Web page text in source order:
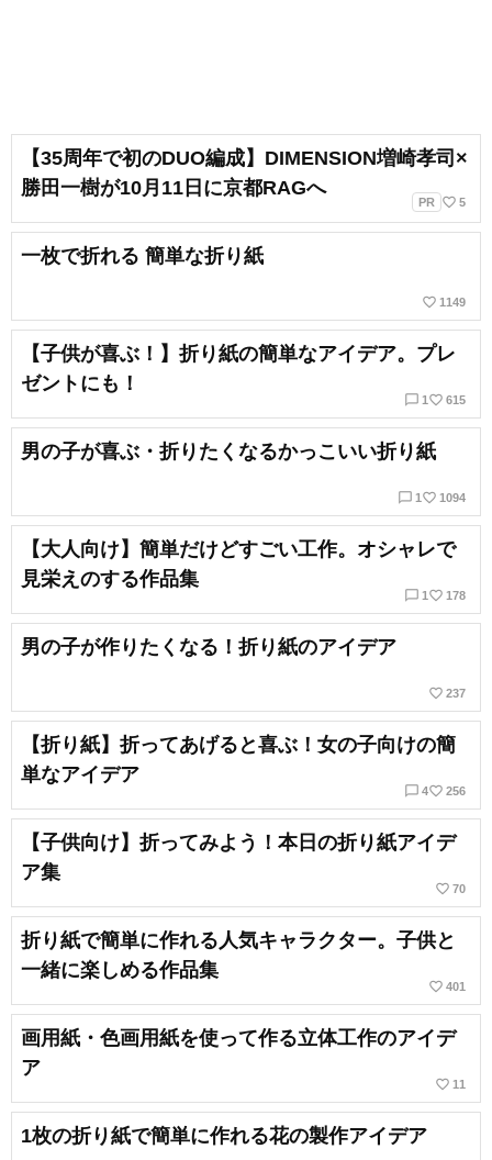
【35周年で初のDUO編成】DIMENSION増崎孝司×
勝田一樹が10月11日に京都RAGへ
PR favorite_border 5
一枚で折れる 簡単な折り紙
favorite_border 1149
【子供が喜ぶ！】折り紙の簡単なアイデア。プレ
ゼントにも！
chat_bubble_outline 1 favorite_border 615
男の子が喜ぶ・折りたくなるかっこいい折り紙
chat_bubble_outline 1 favorite_border 1094
【大人向け】簡単だけどすごい工作。オシャレで
見栄えのする作品集
chat_bubble_outline 1 favorite_border 178
男の子が作りたくなる！折り紙のアイデア
favorite_border 237
【折り紙】折ってあげると喜ぶ！女の子向けの簡
単なアイデア
chat_bubble_outline 4favorite_border 256
【子供向け】折ってみよう！本日の折り紙アイデ
ア集
favorite_border 70
折り紙で簡単に作れる人気キャラクター。子供と
一緒に楽しめる作品集
favorite_border 401
画用紙・色画用紙を使って作る立体工作のアイデ
ア
favorite_border 11
1枚の折り紙で簡単に作れる花の製作アイデア